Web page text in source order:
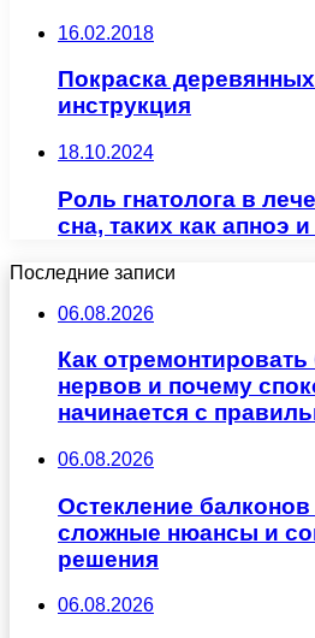
16.02.2018
Покраска
инструкция
18.10.2024
Роль гнатолога в
сна, таких как апноэ
Последние записи
06.08.2026
Как отремонтировать
нервов и почему
начинается с
06.08.2026
Остекление балконов
сложные нюансы и
решения
06.08.2026